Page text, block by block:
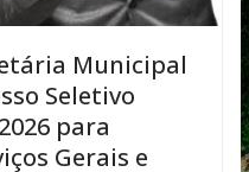
Municipal
Seletivo
para
Gerais e